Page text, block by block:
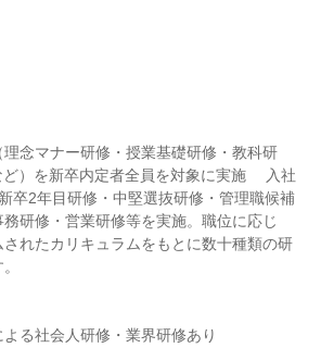
理念マナー研修・授業基礎研修・教科研
）を新卒内定者全員を対象に実施 　入社
卒2年目研修・中堅選抜研修・管理職候補
研修・営業研修等を実施。職位に応じ
れたカリキュラムをもとに数十種類の研